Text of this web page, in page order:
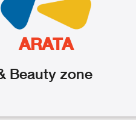
ARATA
Beautyzone